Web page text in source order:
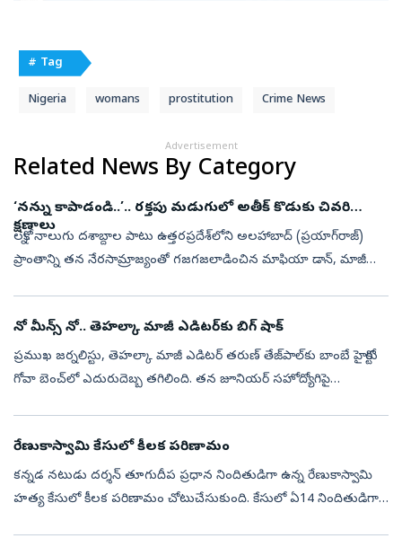
# Tag
Nigeria womans prostitution Crime News
Advertisement
Related News By Category
‘నన్ను కాపాడండి..’.. రక్తపు మడుగులో అతీక్ కొడుకు చివరి
క్షణాలు
లక్నో: నాలుగు దశాబ్దాల పాటు ఉత్తరప్రదేశ్‌లోని అలహాబాద్ (ప్రయాగ్‌రాజ్)
ప్రాంతాన్ని తన నేరసామ్రాజ్యంతో గజగజలాడించిన మాఫియా డాన్, మాజీ
నో మీన్స్‌ నో.. తెహల్కా మాజీ ఎడిటర్‌కు బిగ్‌ షాక్‌
ప్రముఖ జర్నలిస్టు, తెహల్కా మాజీ ఎడిటర్‌ తరుణ్‌ తేజ్‌పాల్‌కు బాంబే హైకోర్టు
గోవా బెంచ్‌లో ఎదురుదెబ్బ తగిలింది. తన జూనియర్‌ సహోద్యోగిపై
రేణుకాస్వామి కేసులో కీలక పరిణామం
కన్నడ నటుడు దర్శన్‌ తూగుదీప ప్రధాన నిందితుడిగా ఉన్న రేణుకాస్వామి
హత్య కేసులో కీలక పరిణామం చోటుచేసుకుంది. కేసులో ఏ14 నిందితుడిగా